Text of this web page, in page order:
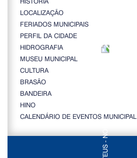
LOCALIZAÇÃO
FERIADOS MUNICIPAIS
PERFIL DA CIDADE
HIDROGRAFIA
MUSEU MUNICIPAL
CULTURA
BRASÃO
BANDEIRA
HINO
CALENDÁRIO DE EVENTOS MUNICIPAL